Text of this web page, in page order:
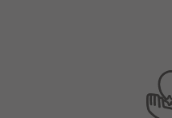
て仕事に取り組める方